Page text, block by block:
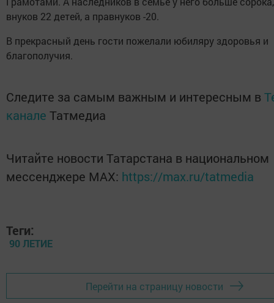
внуков 22 детей, а правнуков -20.
В прекрасный день гости пожелали юбиляру здоровья и
благополучия.
Следите за самым важным и интересным в
канале Татмедиа
Читайте новости Татарстана в национальном
мессенджере MАХ: https://max.ru/tatmedia
Теги:
90 ЛЕТИЕ
Перейти на страницу новости